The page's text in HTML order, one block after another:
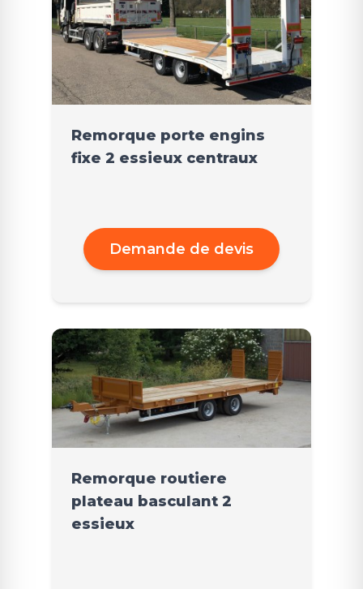
Remorque porte engins
fixe 2 essieux centraux
Demande de devis
Remorque routiere
plateau basculant 2
essieux